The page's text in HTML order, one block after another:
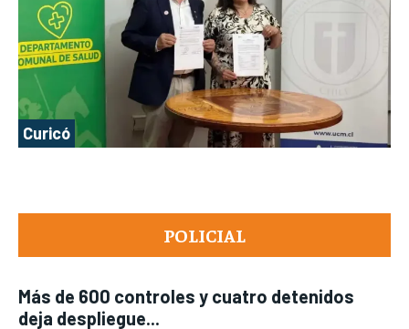
POLICIAL
Más de 600 controles y cuatro detenidos
deja despliegue...
Curicó